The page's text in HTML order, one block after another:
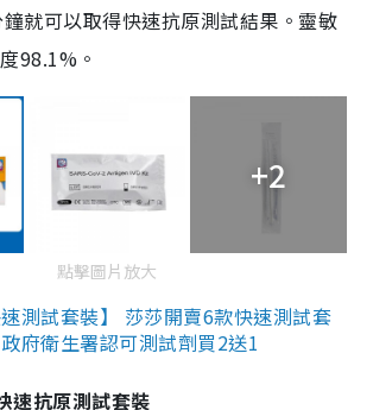
就可以取得快速抗原測試結果。靈敏
98.1%。
+2
點擊圖片放大
測試套裝】 莎莎開賣6款快速測試套
府衛生署認可測試劑買2送1
速抗原測試套裝